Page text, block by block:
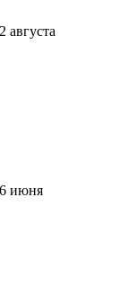
2 августа
июня